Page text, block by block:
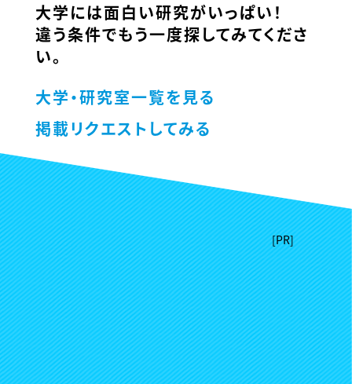
大学には面白い研究がいっぱい！
違う条件でもう一度探してみてくださ
い。
大学・研究室一覧を見る
掲載リクエストしてみる